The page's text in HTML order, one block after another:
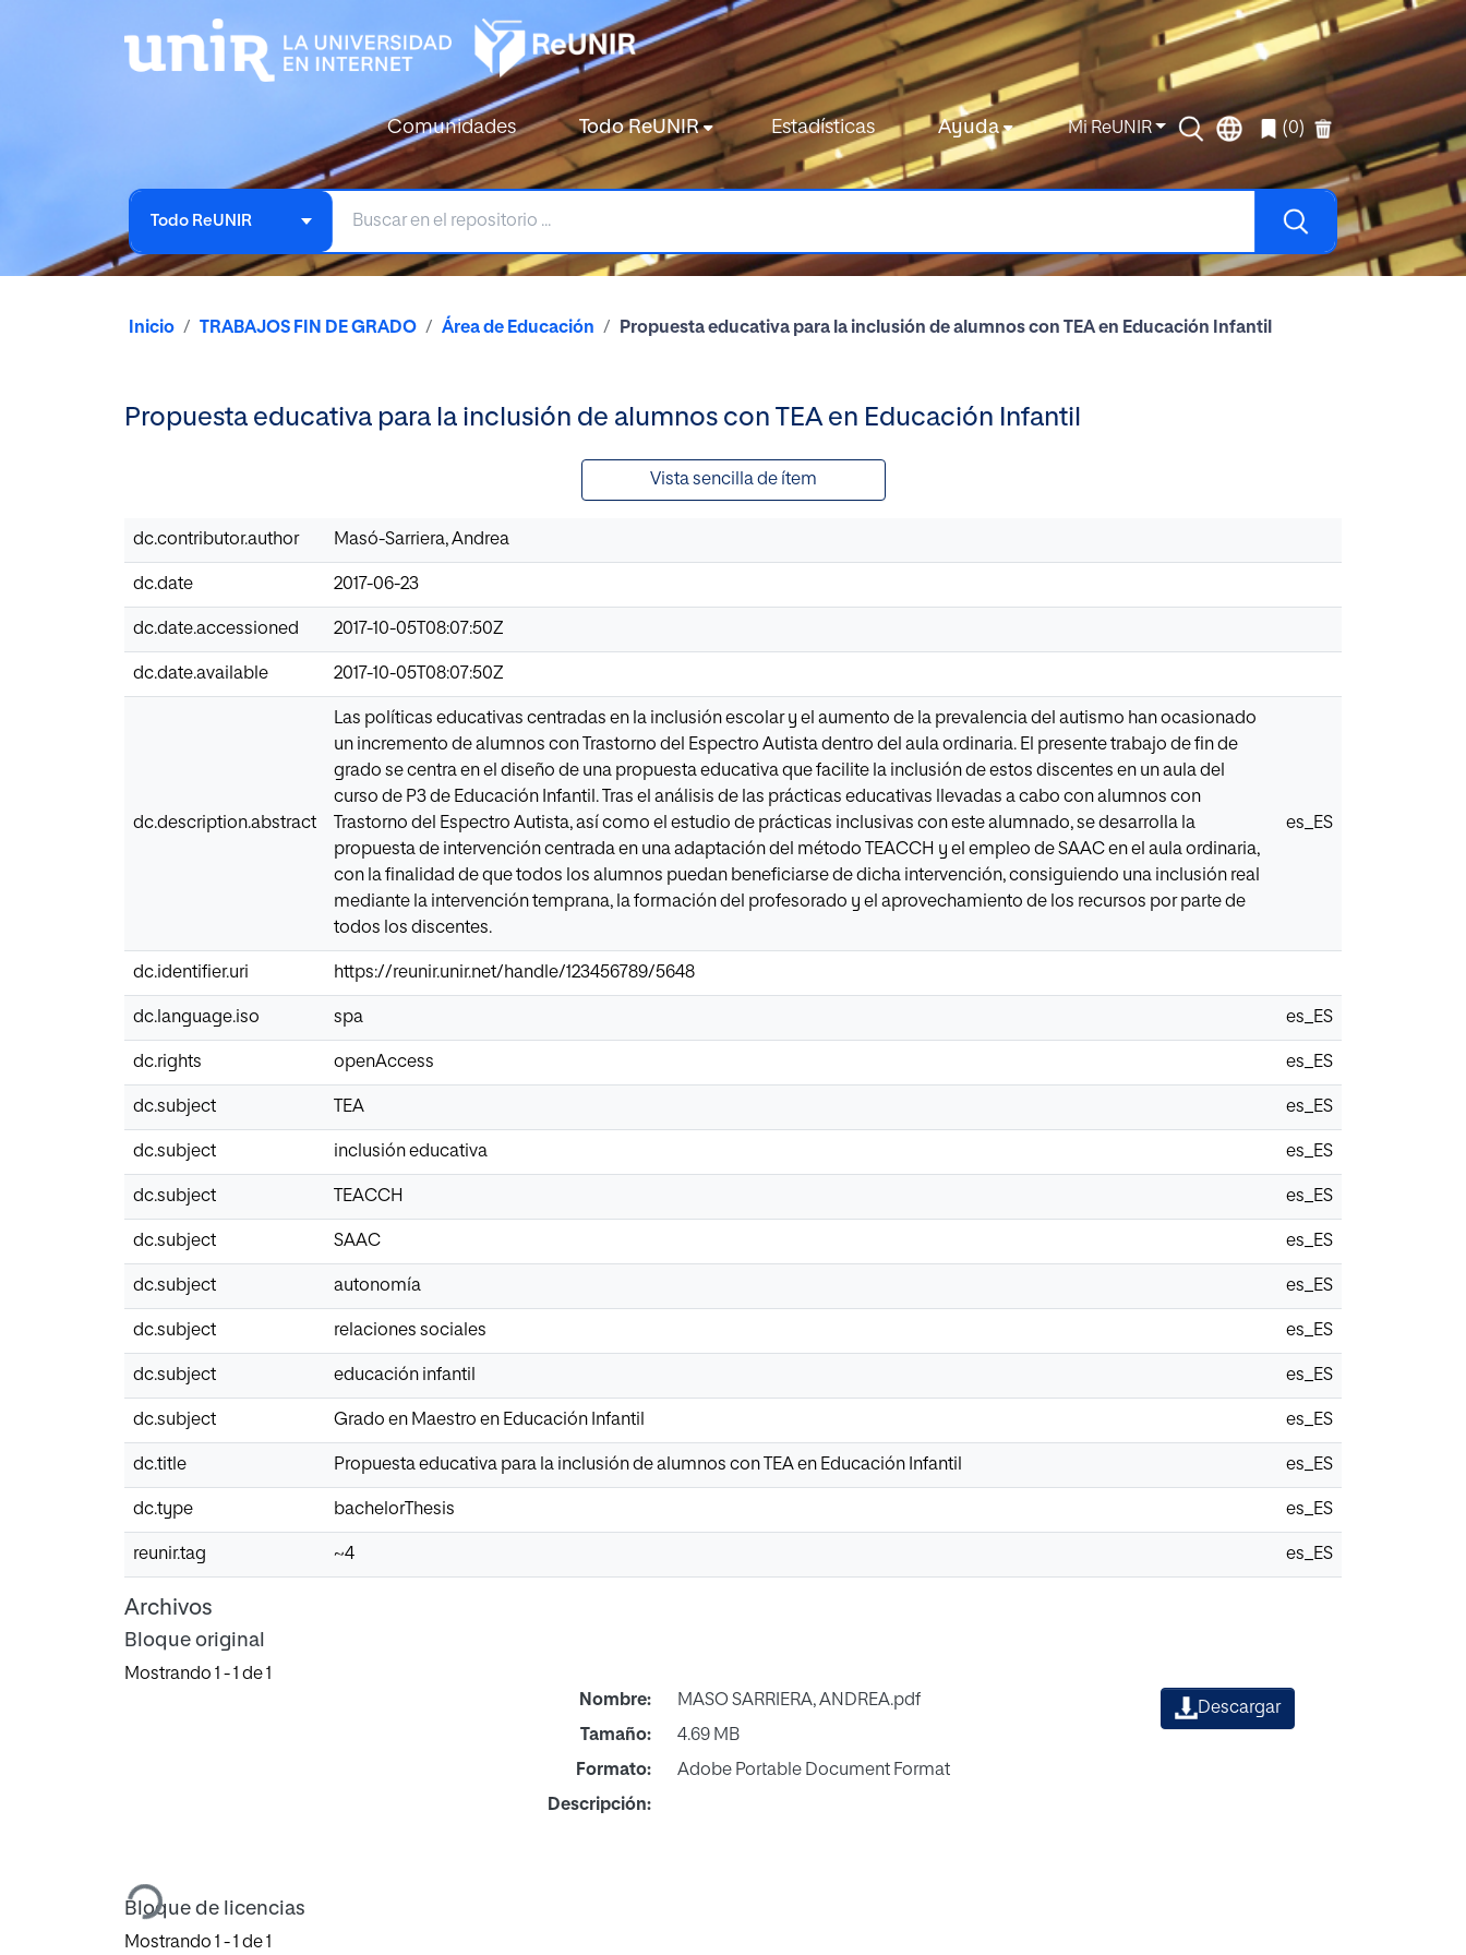
Comunidades Todo ReUNIR Estadísticas Ayuda Mi ReUNIR (0)
Todo ReUNIR
Inicio TRABAJOS FIN DE GRADO Área de Educación Propuesta educativa para la inclusión de alumnos con TEA en Educación Infantil
Propuesta educativa para la inclusión de alumnos con TEA en Educación Infantil
Vista sencilla de ítem
dc.contributor.author Masó-Sarriera, Andrea
dc.date 2017-06-23
dc.date.accessioned 2017-10-05T08:07:50Z
dc.date.available 2017-10-05T08:07:50Z
dc.description.abstract
Las políticas educativas centradas en la inclusión escolar y el aumento de la prevalencia del autismo han ocasionado
un incremento de alumnos con Trastorno del Espectro Autista dentro del aula ordinaria. El presente trabajo de fin de
grado se centra en el diseño de una propuesta educativa que facilite la inclusión de estos discentes en un aula del
curso de P3 de Educación Infantil. Tras el análisis de las prácticas educativas llevadas a cabo con alumnos con
Trastorno del Espectro Autista, así como el estudio de prácticas inclusivas con este alumnado, se desarrolla la
propuesta de intervención centrada en una adaptación del método TEACCH y el empleo de SAAC en el aula ordinaria,
con la finalidad de que todos los alumnos puedan beneficiarse de dicha intervención, consiguiendo una inclusión real
mediante la intervención temprana, la formación del profesorado y el aprovechamiento de los recursos por parte de
todos los discentes.
es_ES
dc.identifier.uri https://reunir.unir.net/handle/123456789/5648
dc.language.iso spa es_ES
dc.rights openAccess es_ES
dc.subject TEA es_ES
dc.subject inclusión educativa es_ES
dc.subject TEACCH es_ES
dc.subject SAAC es_ES
dc.subject autonomía es_ES
dc.subject relaciones sociales es_ES
dc.subject educación infantil es_ES
dc.subject Grado en Maestro en Educación Infantil es_ES
dc.title Propuesta educativa para la inclusión de alumnos con TEA en Educación Infantil es_ES
dc.type bachelorThesis es_ES
reunir.tag ~4 es_ES
Archivos
Bloque original
Mostrando 1 - 1 de 1
Cargando...
Nombre:
MASO SARRIERA, ANDREA.pdf
Tamaño:
4.69 MB
Formato:
Adobe Portable Document Format
Descripción:
Descargar
Bloque de licencias
Mostrando 1 - 1 de 1